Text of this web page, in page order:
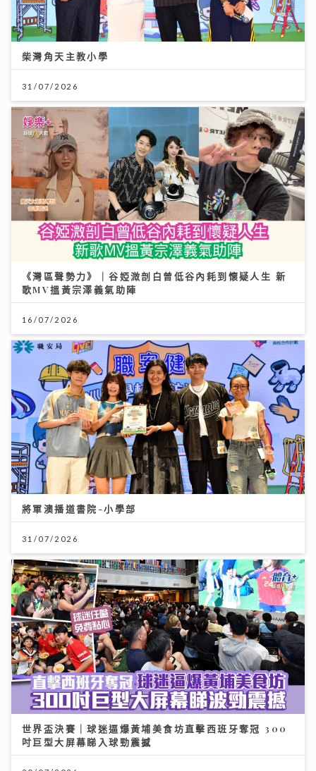
柴灣角天主教小學
31/07/2026
《灣區聲勢力》｜谷婭溦剖白曾低谷內耗到懷疑人生 新
歌MV搵黃宗澤義氣助陣
16/07/2026
將軍澳播道書院-小學部
31/07/2026
世界盃決賽｜球迷逼爆黃埔美食坊直擊西班牙奪冠 300
吋巨型大屏幕睇入球勁震撼